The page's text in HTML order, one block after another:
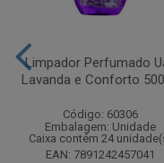
Limpador Perfumado
Lavanda e Conforto
Código: 60306
Embalagem: Unidade
Caixa contém 24
EAN: 7891242457041